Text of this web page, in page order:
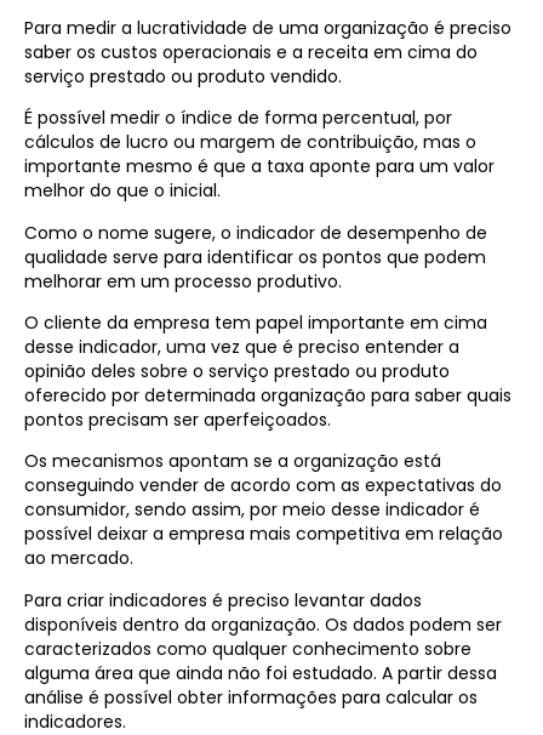
Para medir a lucratividade de uma organização é preciso
saber os custos operacionais e a receita em cima do
serviço prestado ou produto vendido.
É possível medir o índice de forma percentual, por
cálculos de lucro ou margem de contribuição, mas o
importante mesmo é que a taxa aponte para um valor
melhor do que o inicial.
Como o nome sugere, o indicador de desempenho de
qualidade serve para identificar os pontos que podem
melhorar em um processo produtivo.
O cliente da empresa tem papel importante em cima
desse indicador, uma vez que é preciso entender a
opinião deles sobre o serviço prestado ou produto
oferecido por determinada organização para saber quais
pontos precisam ser aperfeiçoados.
Os mecanismos apontam se a organização está
conseguindo vender de acordo com as expectativas do
consumidor, sendo assim, por meio desse indicador é
possível deixar a empresa mais competitiva em relação
ao mercado.
Para criar indicadores é preciso levantar dados
disponíveis dentro da organização. Os dados podem ser
caracterizados como qualquer conhecimento sobre
alguma área que ainda não foi estudado. A partir dessa
análise é possível obter informações para calcular os
indicadores.